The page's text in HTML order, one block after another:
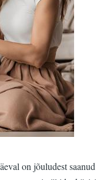
on jõuludest